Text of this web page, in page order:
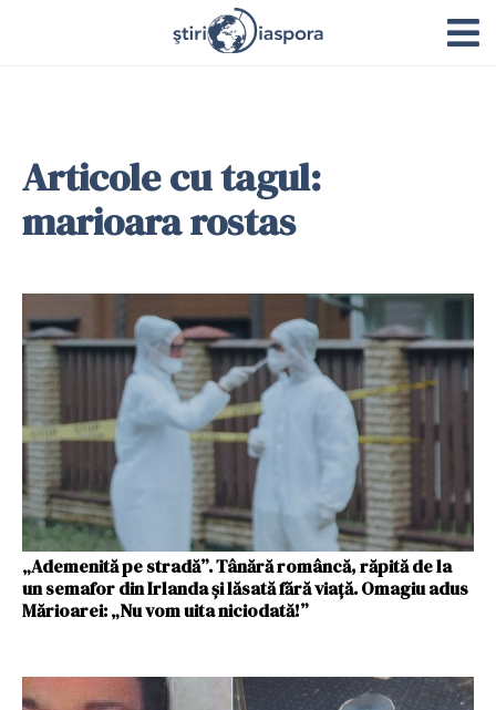
Articole cu tagul:
marioara rostas
„Ademenită pe stradă”. Tânără româncă, răpită de la
un semafor din Irlanda și lăsată fără viață. Omagiu adus
Mărioarei: „Nu vom uita niciodată!”